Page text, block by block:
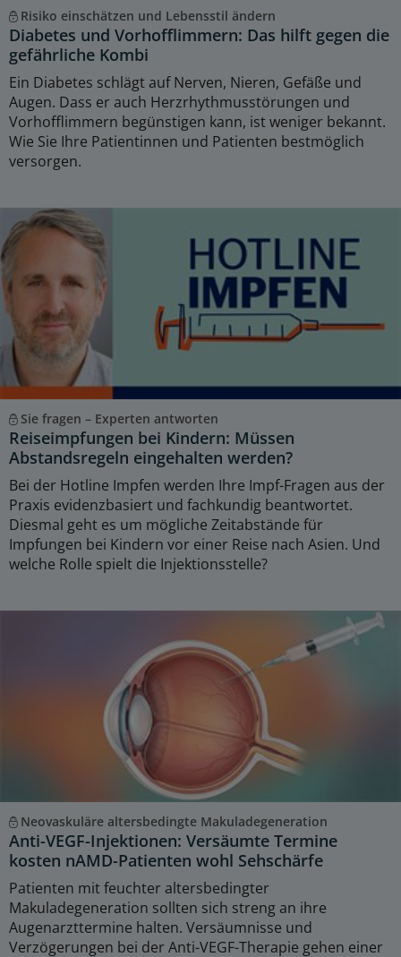
Risiko einschätzen und Lebensstil ändern
Diabetes und Vorhofflimmern: Das hilft gegen die
gefährliche Kombi
Ein Diabetes schlägt auf Nerven, Nieren, Gefäße und
Augen. Dass er auch Herzrhythmusstörungen und
Vorhofflimmern begünstigen kann, ist weniger bekannt.
Wie Sie Ihre Patientinnen und Patienten bestmöglich
versorgen.
Sie fragen – Experten antworten
Reiseimpfungen bei Kindern: Müssen
Abstandsregeln eingehalten werden?
Bei der Hotline Impfen werden Ihre Impf-Fragen aus der
Praxis evidenzbasiert und fachkundig beantwortet.
Diesmal geht es um mögliche Zeitabstände für
Impfungen bei Kindern vor einer Reise nach Asien. Und
welche Rolle spielt die Injektionsstelle?
Neovaskuläre altersbedingte Makuladegeneration
Anti-VEGF-Injektionen: Versäumte Termine
kosten nAMD-Patienten wohl Sehschärfe
Patienten mit feuchter altersbedingter
Makuladegeneration sollten sich streng an ihre
Augenarzttermine halten. Versäumnisse und
Verzögerungen bei der Anti-VEGF-Therapie gehen einer